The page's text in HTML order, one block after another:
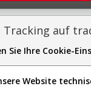
Easy-Scan
Tracking auf
Sie Ihre Cookie-
Website